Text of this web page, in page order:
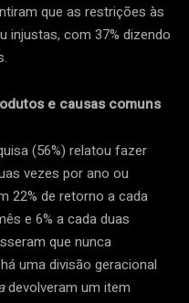
que as restrições às
injustas, com 37% dizendo
e causas comuns
(56%) relatou fazer
vezes por ano ou
22% de retorno a cada
e 6% a cada duas
que nunca
uma divisão geracional
devolveram um item